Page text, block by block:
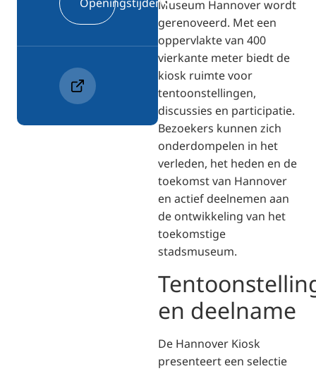
Museum Hannover wordt
gerenoveerd. Met een
oppervlakte van 400
vierkante meter biedt de
kiosk ruimte voor
tentoonstellingen,
discussies en participatie.
Bezoekers kunnen zich
onderdompelen in het
verleden, het heden en de
toekomst van Hannover
en actief deelnemen aan
de ontwikkeling van het
toekomstige
stadsmuseum.
en deelname
De Hannover Kiosk
presenteert een selectie